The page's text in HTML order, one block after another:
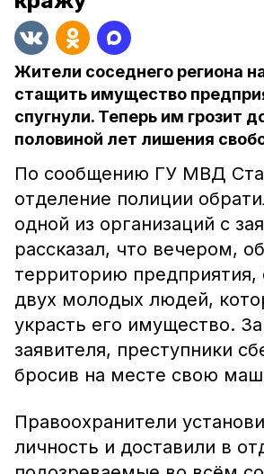
Жители соседнего региона
стащить имущество
спугнули. Теперь им грозит
половиной лет лишения
По сообщению ГУ МВД
отделение полиции
одной из организаций с
рассказал, что вечером,
территорию предприятия,
двух молодых людей,
украсть его имущество.
заявителя, преступники
бросив на месте свою
Правоохранители
личность и доставили в